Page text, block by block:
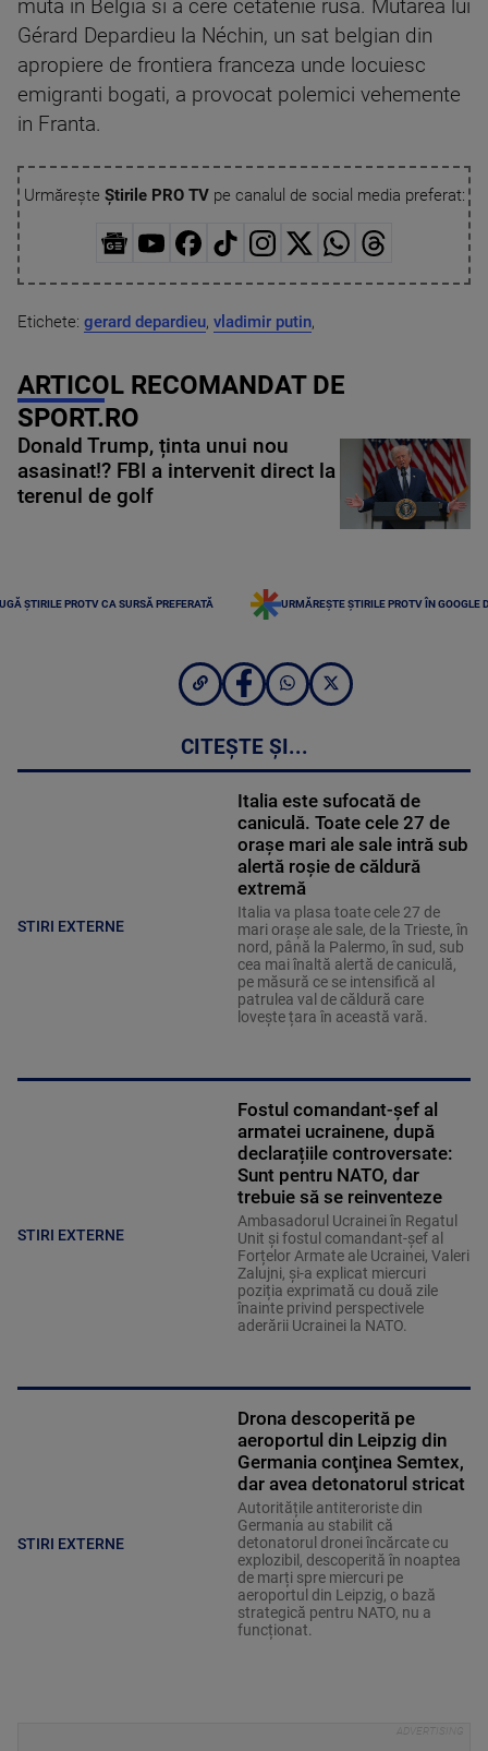
muta in Belgia si a cere cetatenie rusa. Mutarea lui
Gérard Depardieu la Néchin, un sat belgian din
apropiere de frontiera franceza unde locuiesc
emigranti bogati, a provocat polemici vehemente
in Franta.
Urmărește Știrile PRO TVpe canalul de social media preferat:
Etichete: gerard depardieu, vladimir putin,
ARTICOL RECOMANDAT DE
SPORT.RO
Donald Trump, ținta unui nou
asasinat!? FBI a intervenit direct la
terenul de golf
ȘTIRILE PROTV CA SURSĂ PREFERATĂ URMĂREȘTE ȘTIRILE PROTV ÎN GOOGLE
CITEȘTE ȘI...
STIRI EXTERNE
Italia este sufocată de
caniculă. Toate cele 27 de
oraşe mari ale sale intră sub
alertă roșie de căldură
extremă
Italia va plasa toate cele 27 de
mari orașe ale sale, de la Trieste, în
nord, până la Palermo, în sud, sub
cea mai înaltă alertă de caniculă,
pe măsură ce se intensifică al
patrulea val de căldură care
lovește țara în această vară.
STIRI EXTERNE
Fostul comandant-șef al
armatei ucrainene, după
declarațiile controversate:
Sunt pentru NATO, dar
trebuie să se reinventeze
Ambasadorul Ucrainei în Regatul
Unit și fostul comandant-șef al
Forțelor Armate ale Ucrainei, Valeri
Zalujni, și-a explicat miercuri
poziția exprimată cu două zile
înainte privind perspectivele
aderării Ucrainei la NATO.
STIRI EXTERNE
Drona descoperită pe
aeroportul din Leipzig din
Germania conţinea Semtex,
dar avea detonatorul stricat
Autoritățile antiteroriste din
Germania au stabilit că
detonatorul dronei încărcate cu
explozibil, descoperită în noaptea
de marți spre miercuri pe
aeroportul din Leipzig, o bază
strategică pentru NATO, nu a
funcționat.